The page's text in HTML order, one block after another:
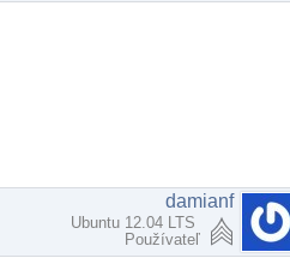
damianf
Ubuntu 12.04 LTS
Používateľ